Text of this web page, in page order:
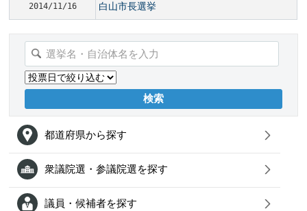
2014/11/16 白山市長選挙
都道府県から探す
衆議院選・参議院選を探す
議員・候補者を探す